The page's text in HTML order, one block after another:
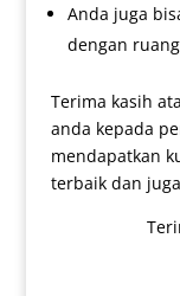
Anda juga
dengan
Terima kasih
anda kepada
mendapatkan
terbaik dan